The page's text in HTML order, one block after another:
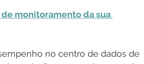
monitoramento da sua
no centro de dados de